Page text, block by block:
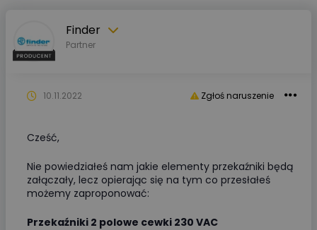
Finder
Partner
Zgłoś naruszenie
10.11.2022
Cześć,
Nie powiedziałeś nam jakie elementy przekaźniki będą
załączały, lecz opierając się na tym co przesłałeś
możemy zaproponować:
Przekaźniki 2 polowe cewki 230 VAC